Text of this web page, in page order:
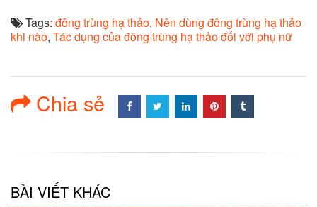
Tags: đông trùng hạ thảo, Nên dùng đông trùng hạ thảo
khi nào, Tác dụng của đông trùng hạ thảo đối với phụ nữ
Chia sẻ
BÀI VIẾT KHÁC